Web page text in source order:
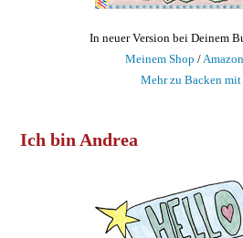
In neuer Version bei Deinem
Meinem Shop /Amazon
Mehr zu Backen
Ich bin Andrea